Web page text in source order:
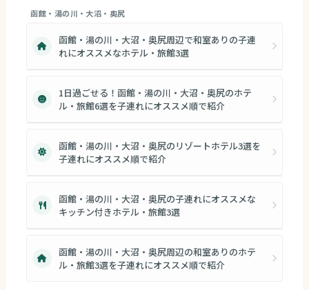
函館・湯の川・大沼・奥尻
函館・湯の川・大沼・奥尻周辺で和室ありの子連
れにオススメなホテル・旅館3選
1日過ごせる！函館・湯の川・大沼・奥尻のホテ
ル・旅館6選を子連れにオススメ順で紹介
函館・湯の川・大沼・奥尻のリゾートホテル3選を
子連れにオススメ順で紹介
函館・湯の川・大沼・奥尻の子連れにオススメな
キッチン付きホテル・旅館3選
函館・湯の川・大沼・奥尻周辺の和室ありのホテ
ル・旅館3選を子連れにオススメ順で紹介